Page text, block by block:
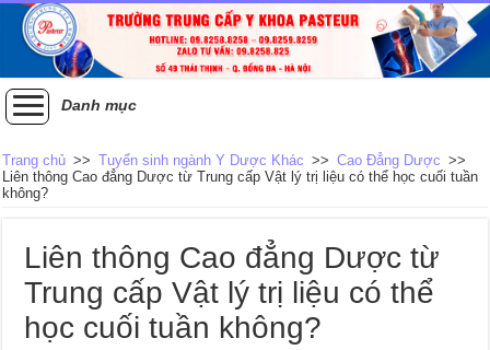
Danh mục
Trang chủ >> Tuyển sinh ngành Y Dược Khác >> Cao Đẳng Dược >>
Liên thông Cao đẳng Dược từ Trung cấp Vật lý trị liệu có thể học cuối tuần
không?
Liên thông Cao đẳng Dược từ
Trung cấp Vật lý trị liệu có thể
học cuối tuần không?